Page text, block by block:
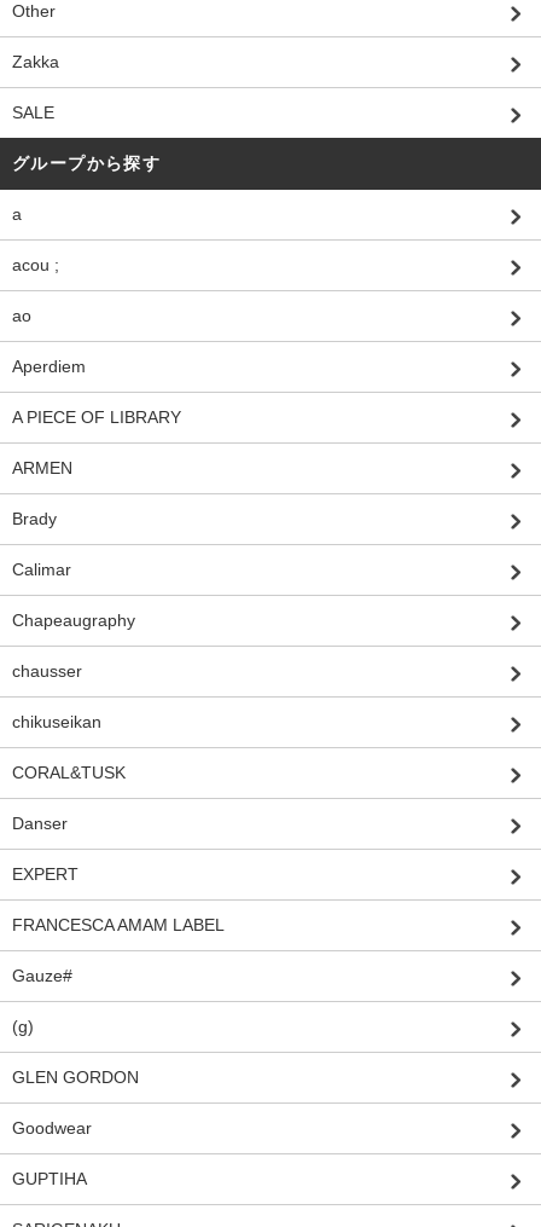
Other
Zakka
SALE
グループから探す
a
acou ;
ao
Aperdiem
A PIECE OF LIBRARY
ARMEN
Brady
Calimar
Chapeaugraphy
chausser
chikuseikan
CORAL&TUSK
Danser
EXPERT
FRANCESCA AMAM LABEL
Gauze#
(g)
GLEN GORDON
Goodwear
GUPTIHA